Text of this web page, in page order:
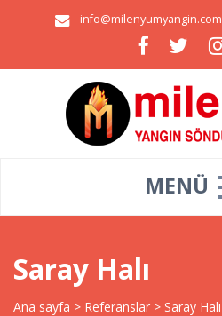
info@milenyumyangin.com
MENÜ
Saray Halı
Ana sayfa > Referanslar > Saray Halı